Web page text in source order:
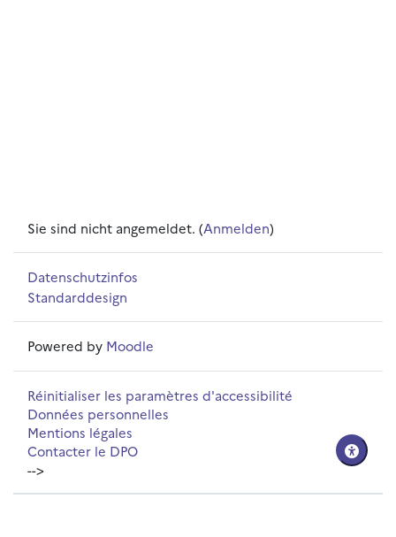
Sie sind nicht angemeldet. (Anmelden)
Datenschutzinfos
Standarddesign
Powered by Moodle
Réinitialiser les paramètres d'accessibilité
Données personnelles
Mentions légales
Contacter le DPO
-->